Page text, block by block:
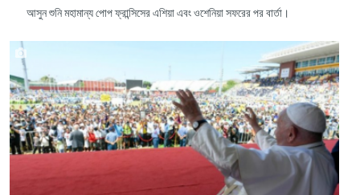
আসুন শুনি মহামান্য পোপ ফ্রান্সিসের এশিয়া এবং ওশেনিয়া সফরের পর বার্তা।